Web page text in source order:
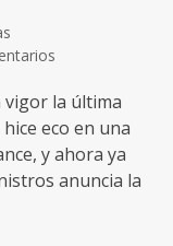
vigor la última
eco en una
y ahora ya
anuncia la